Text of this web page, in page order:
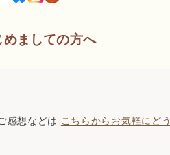
めましての方へ
感想などは こちらからお気軽にど